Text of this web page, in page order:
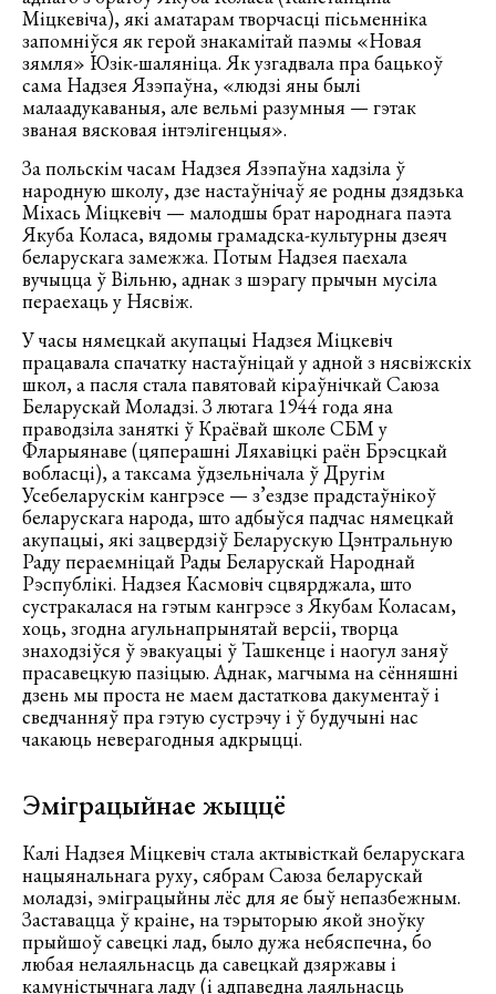
Міцкевіча), які аматарам творчасці пісьменніка
запомніўся як герой знакамітай паэмы «Новая
зямля» Юзік-шаляніца. Як узгадвала пра бацькоў
сама Надзея Язэпаўна, «людзі яны былі
малаадукаваныя, але вельмі разумныя — гэтак
званая вясковая інтэлігенцыя».
За польскім часам Надзея Язэпаўна хадзіла ў
народную школу, дзе настаўнічаў яе родны дзядзька
Міхась Міцкевіч — малодшы брат народнага паэта
Якуба Коласа, вядомы грамадска-культурны дзеяч
беларускага замежжа. Потым Надзея паехала
вучыцца ў Вільню, аднак з шэрагу прычын мусіла
пераехаць у Нясвіж.
У часы нямецкай акупацыі Надзея Міцкевіч
працавала спачатку настаўніцай у адной з нясвіжскіх
школ, а пасля стала павятовай кіраўнічкай Саюза
Беларускай Моладзі. З лютага 1944 года яна
праводзіла заняткі ў Краёвай школе СБМ у
Фларыянаве (цяперашні Ляхавіцкі раён Брэсцкай
вобласці), а таксама ўдзельнічала ў Другім
Усебеларускім кангрэсе — з’ездзе прадстаўнікоў
беларускага народа, што адбыўся падчас нямецкай
акупацыі, які зацвердзіў Беларускую Цэнтральную
Раду пераемніцай Рады Беларускай Народнай
Рэспублікі. Надзея Касмовіч сцвярджала, што
сустракалася на гэтым кангрэсе з Якубам Коласам,
хоць, згодна агульнапрынятай версіі, творца
знаходзіўся ў эвакуацыі ў Ташкенце і наогул заняў
прасавецкую пазіцыю. Аднак, магчыма на сённяшні
дзень мы проста не маем дастаткова дакументаў і
сведчанняў пра гэтую сустрэчу і ў будучыні нас
чакаюць неверагодныя адкрыцці.
Эміграцыйнае жыццё
Калі Надзея Міцкевіч стала актывісткай беларускага
нацыянальнага руху, сябрам Саюза беларускай
моладзі, эміграцыйны лёс для яе быў непазбежным.
Заставацца ў краіне, на тэрыторыю якой зноўку
прыйшоў савецкі лад, было дужа небяспечна, бо
любая нелаяльнасць да савецкай дзяржавы і
камуністычнага ладу (і адпаведна лаяльнасць